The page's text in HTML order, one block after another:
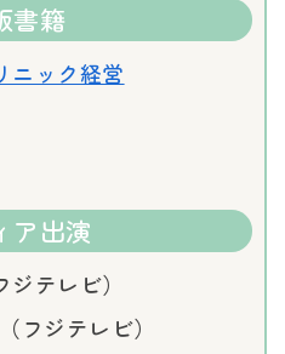
書籍
ニック経営
ア出演
テレビ）
フジテレビ）